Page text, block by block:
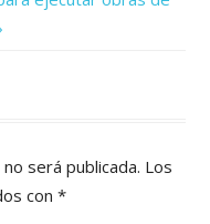
será publicada. Los
con *